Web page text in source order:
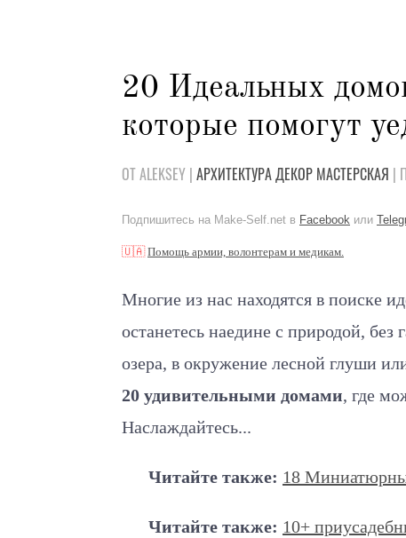
20 Идеальных
которые помогут
ОТ ALEKSEY | АРХИТЕКТУРАДЕКОР МАСТЕРСКАЯ |
Подпишитесь на Make-Self.net в Facebook или
🇺🇦Помощь армии, волонтерам и медикам.
Многие из нас находятся в поиске
останетесь наедине с природой, без
озера, в окружение лесной глуши
20 удивительными домами, где
Наслаждайтесь...
Читайте также: 18
Читайте также: 10+